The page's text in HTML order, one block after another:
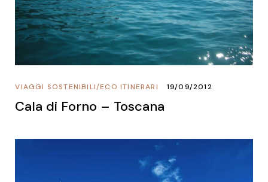
ECO ITINERARI
/
VIAGGI SOSTENIBILI 19/09/2012
Cala di Forno – Toscana